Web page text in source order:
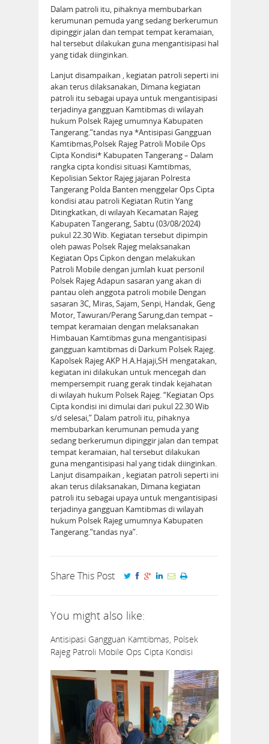
Dalam patroli itu, pihaknya membubarkan
kerumunan pemuda yang sedang berkerumun
dipinggir jalan dan tempat tempat keramaian,
hal tersebut dilakukan guna mengantisipasi hal
yang tidak diinginkan.
Lanjut disampaikan , kegiatan patroli seperti ini
akan terus dilaksanakan, Dimana kegiatan
patroli itu sebagai upaya untuk mengantisipasi
terjadinya gangguan Kamtibmas di wilayah
hukum Polsek Rajeg umumnya Kabupaten
Tangerang.”tandas nya *Antisipasi Gangguan
Kamtibmas,Polsek Rajeg Patroli Mobile Ops
Cipta Kondisi* Kabupaten Tangerang – Dalam
rangka cipta kondisi situasi Kamtibmas,
Kepolisian Sektor Rajeg jajaran Polresta
Tangerang Polda Banten menggelar Ops Cipta
kondisi atau patroli Kegiatan Rutin Yang
Ditingkatkan, di wilayah Kecamatan Rajeg
Kabupaten Tangerang, Sabtu (03/08/2024)
pukul 22.30 Wib. Kegiatan tersebut dipimpin
oleh pawas Polsek Rajeg melaksanakan
Kegiatan Ops Cipkon dengan melakukan
Patroli Mobile dengan jumlah kuat personil
Polsek Rajeg Adapun sasaran yang akan di
pantau oleh anggota patroli mobile Dengan
sasaran 3C, Miras, Sajam, Senpi, Handak, Geng
Motor, Tawuran/Perang Sarung,dan tempat –
tempat keramaian dengan melaksanakan
Himbauan Kamtibmas guna mengantisipasi
gangguan kamtibmas di Darkum Polsek Rajeg.
Kapolsek Rajeg AKP H.A.Hajaji,SH mengatakan,
kegiatan ini dilakukan untuk mencegah dan
mempersempit ruang gerak tindak kejahatan
di wilayah hukum Polsek Rajeg. “Kegiatan Ops
Cipta kondisi ini dimulai dari pukul 22.30 Wib
s/d selesai,” Dalam patroli itu, pihaknya
membubarkan kerumunan pemuda yang
sedang berkerumun dipinggir jalan dan tempat
tempat keramaian, hal tersebut dilakukan
guna mengantisipasi hal yang tidak diinginkan.
Lanjut disampaikan , kegiatan patroli seperti ini
akan terus dilaksanakan, Dimana kegiatan
patroli itu sebagai upaya untuk mengantisipasi
terjadinya gangguan Kamtibmas di wilayah
hukum Polsek Rajeg umumnya Kabupaten
Tangerang.”tandas nya”.
Share This Post
You might also like:
Antisipasi Gangguan Kamtibmas, Polsek
Rajeg Patroli Mobile Ops Cipta Kondisi